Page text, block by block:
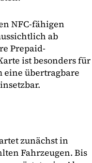
NFC-fähigen
ab
Prepaid-
ist besonders für
eine übertragbare
zunächst in
Fahrzeugen. Bis